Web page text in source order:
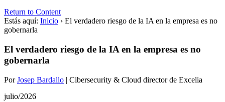
Return to Content
Estás aquí: Inicio › El verdadero riesgo de la IA en la empresa es no
gobernarla
El verdadero riesgo de la IA en la empresa es no
gobernarla
PorJosep Bardallo | Cibersecurity & Cloud director de Excelia
julio/2026